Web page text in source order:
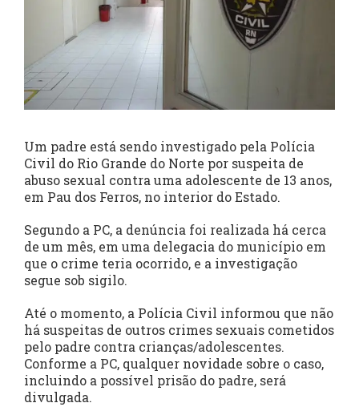
Um padre está sendo investigado pela Polícia
Civil do Rio Grande do Norte por suspeita de
abuso sexual contra uma adolescente de 13 anos,
em Pau dos Ferros, no interior do Estado.
Segundo a PC, a denúncia foi realizada há cerca
de um mês, em uma delegacia do município em
que o crime teria ocorrido, e a investigação
segue sob sigilo.
Até o momento, a Polícia Civil informou que não
há suspeitas de outros crimes sexuais cometidos
pelo padre contra crianças/adolescentes.
Conforme a PC, qualquer novidade sobre o caso,
incluindo a possível prisão do padre, será
divulgada.